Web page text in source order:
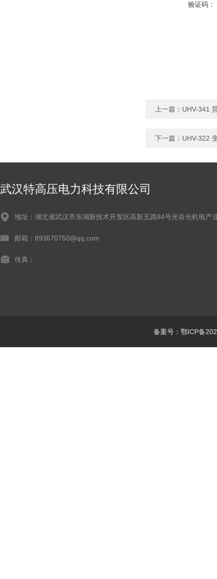
验证码：
上一篇： UHV-341
下一篇： UHV-322
武汉特高压电力科技有限公司
地址：湖北省武汉市东湖新技术开发区高新五路84号光谷光机电产
邮箱：893670750@qq.com
传真：
备案号：鄂ICP备